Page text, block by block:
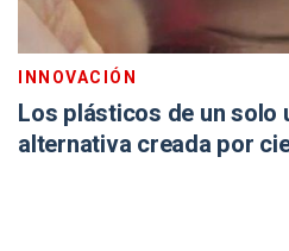
INNOVACIÓN
Los plásticos de un solo
alternativa creada por